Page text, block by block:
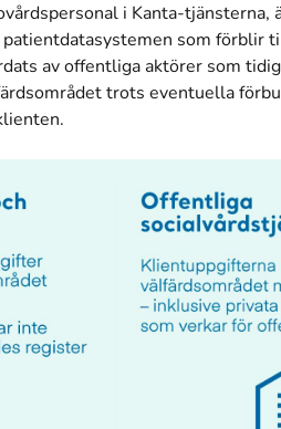
i Kanta-tjänsterna,
som förblir
av offentliga aktörer som
trots eventuella